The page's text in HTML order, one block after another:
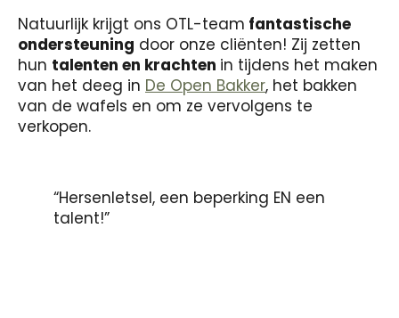
Natuurlijk krijgt ons OTL-team fantastische
ondersteuning door onze cliënten! Zij zetten
hun talenten en krachten in tijdens het maken
van het deeg in De Open Bakker, het bakken
van de wafels en om ze vervolgens te
verkopen.
“Hersenletsel, een beperking EN een
talent!”